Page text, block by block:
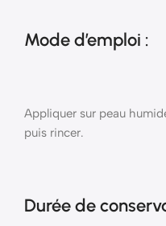
Mode d’emploi :
Appliquer sur peau
puis rincer.
Durée de